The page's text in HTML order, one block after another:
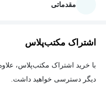
مقدماتی
اشتراک مکتب‌پلاس
دیگر دسترسی خواهید داشت.